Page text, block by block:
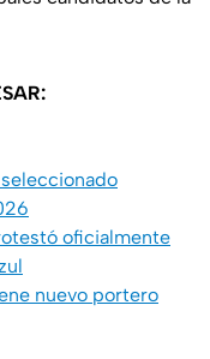
oficialmente
nuevo portero